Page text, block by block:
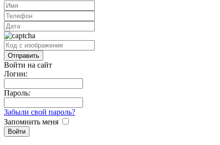
Войти на сайт
Логин:
Пароль:
Забыли свой пароль?
Запомнить меня